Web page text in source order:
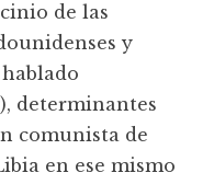
de las
y
determinantes
comunista de
en ese mismo